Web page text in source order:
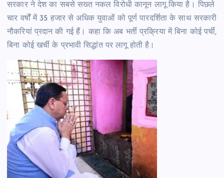
सरकार ने देश का सबसे सख्त नकल विरोधी कानून लागू किया है। पिछले
चार वर्षों में 35 हजार से अधिक युवाओं को पूर्ण पारदर्शिता के साथ सरकारी
नौकरियां प्रदान की गई हैं। कहा कि अब भर्ती प्रक्रिया में बिना कोई पर्ची,
बिना कोई खर्ची के प्रभावी सिद्धांत पर लागू होती है।